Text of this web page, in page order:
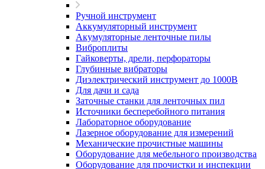
Ручной инструмент
Аккумуляторный инструмент
Акумуляторные ленточные пилы
Виброплиты
Гайковерты, дрели, перфораторы
Глубинные вибраторы
Диэлектрический инструмент до 1000В
Для дачи и сада
Заточные станки для ленточных пил
Источники бесперебойного питания
Лабораторное оборудование
Лазерное оборудование для измерений
Механические прочистные машины
Оборудование для мебельного производства
Оборудование для прочистки и инспекции